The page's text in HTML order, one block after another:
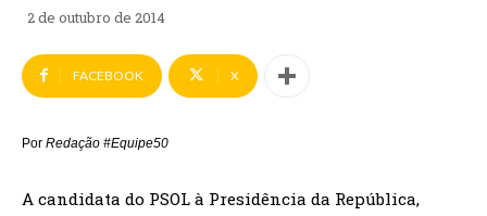
2 de outubro de 2014
FACEBOOK X
Por Redação #Equipe50
A candidata do PSOL à Presidência da República,